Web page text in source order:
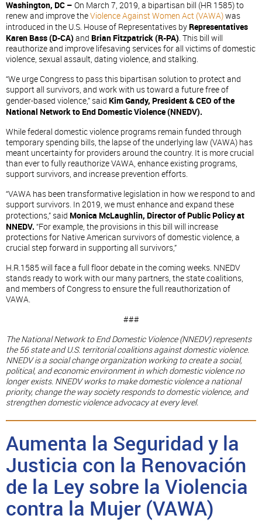
Washington, DC – On March 7, 2019, a bipartisan bill (HR 1585) to
renew and improve theViolence Against Women Act (VAWA)was
introduced in the U.S. House of Representatives by Representatives
Karen Bass (D-CA) and Brian Fitzpatrick (R-PA). This bill will
reauthorize and improve lifesaving services for all victims of domestic
violence, sexual assault, dating violence, and stalking.
“We urge Congress to pass this bipartisan solution to protect and
support all survivors, and work with us toward a future free of
gender-based violence,” said Kim Gandy, President & CEO of the
National Network to End Domestic Violence (NNEDV).
While federal domestic violence programs remain funded through
temporary spending bills, the lapse of the underlying law (VAWA) has
meant uncertainty for providers around the country. It is more crucial
than ever to fully reauthorize VAWA, enhance existing programs,
support survivors, and increase prevention efforts.
“VAWA has been transformative legislation in how we respond to and
support survivors. In 2019, we must enhance and expand these
protections,” said Monica McLaughlin, Director of Public Policy at
NNEDV. “For example, the provisions in this bill will increase
protections for Native American survivors of domestic violence, a
crucial step forward in supporting all survivors,”
H.R.1585 will face a full floor debate in the coming weeks. NNEDV
stands ready to work with our many partners, the state coalitions,
and members of Congress to ensure the full reauthorization of
VAWA.
###
The National Network to End Domestic Violence (NNEDV) represents
the 56 state and U.S. territorial coalitions against domestic violence.
NNEDV is a social change organization working to create a social,
political, and economic environment in which domestic violence no
longer exists. NNEDV works to make domestic violence a national
priority, change the way society responds to domestic violence, and
strengthen domestic violence advocacy at every level.
Aumenta la Seguridad y la
Justicia con la Renovación
de la Ley sobre la Violencia
contra la Mujer (VAWA)